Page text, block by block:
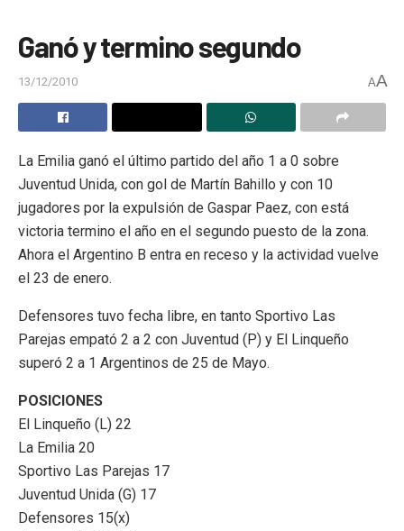
Ganó y termino segundo
13/12/2010 AA
La Emilia ganó el último partido del año 1 a 0 sobre
Juventud Unida, con gol de Martín Bahillo y con 10
jugadores por la expulsión de Gaspar Paez, con está
victoria termino el año en el segundo puesto de la zona.
Ahora el Argentino B entra en receso y la actividad vuelve
el 23 de enero.
Defensores tuvo fecha libre, en tanto Sportivo Las
Parejas empató 2 a 2 con Juventud (P) y El Linqueño
superó 2 a 1 Argentinos de 25 de Mayo.
POSICIONES
El Linqueño (L) 22
La Emilia 20
Sportivo Las Parejas 17
Juventud Unida (G) 17
Defensores 15(x)